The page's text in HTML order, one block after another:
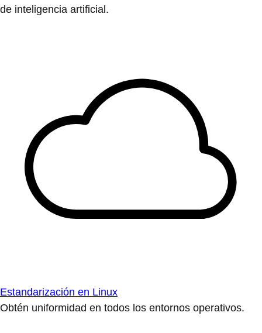
de inteligencia artificial.
Estandarización en Linux
Obtén uniformidad en todos los entornos operativos.